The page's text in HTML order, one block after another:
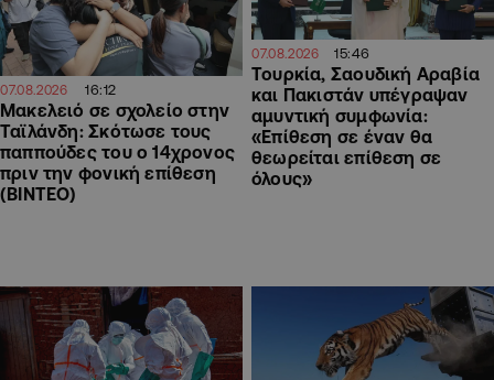
07.08.2026 16:12
Μακελειό σε σχολείο στην
Ταϊλάνδη: Σκότωσε τους
παππούδες του ο 14χρονος
πριν την φονική επίθεση
(ΒΙΝΤΕΟ)
07.08.2026 15:46
Τουρκία, Σαουδική Αραβία
και Πακιστάν υπέγραψαν
αμυντική συμφωνία:
«Επίθεση σε έναν θα
θεωρείται επίθεση σε
όλους»